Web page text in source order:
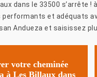
dans le 33500 s’arrête
performants et adéquats
Andueza et saisissez
votre cheminée
à Les Billaux dans